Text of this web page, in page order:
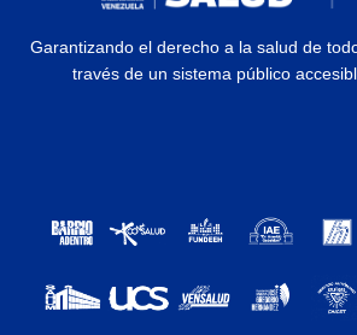
Garantizando el derecho a la salud de
través de un sistema público